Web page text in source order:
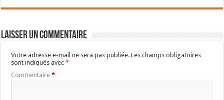
Laisser un commentaire
Votre adresse e-mail ne sera pas publiée. Les champs obligatoires
sont indiqués avec*
Commentaire*